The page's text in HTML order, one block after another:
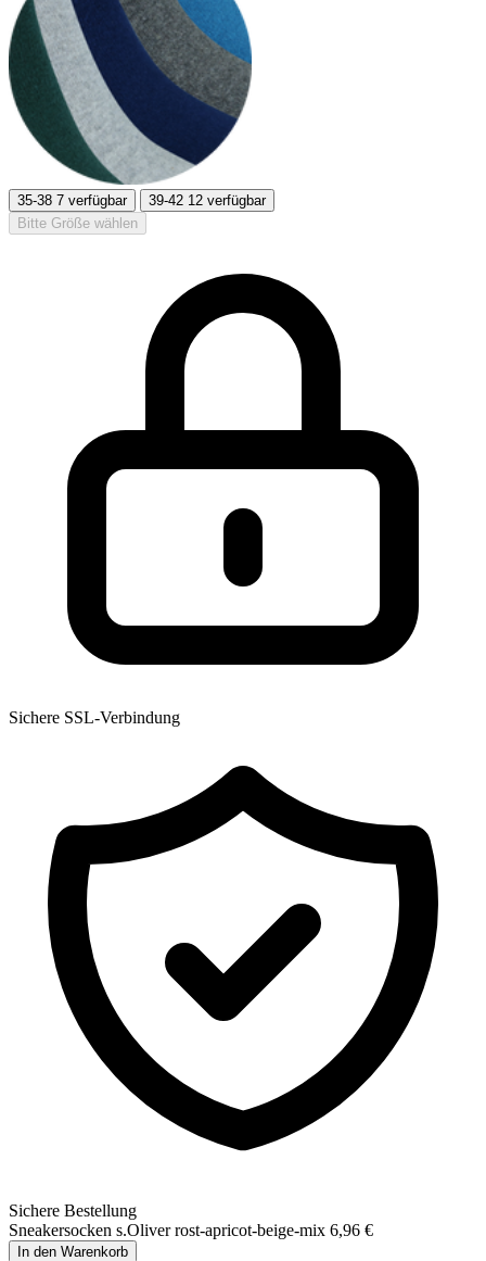
35-38 7 verfügbar 39-42 12 verfügbar
Bitte Größe wählen
Sichere SSL-Verbindung
Sichere Bestellung
Sneakersocken s.Oliver rost-apricot-beige-mix 6,96 €
In den Warenkorb